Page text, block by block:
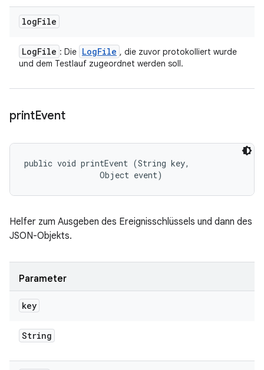
logFile
LogFile : Die LogFile , die zuvor protokolliert wurde
und dem Testlauf zugeordnet werden soll.
printEvent
public void printEvent (String key,
                Object event)
Helfer zum Ausgeben des Ereignisschlüssels und dann des
JSON-Objekts.
Parameter
key
String